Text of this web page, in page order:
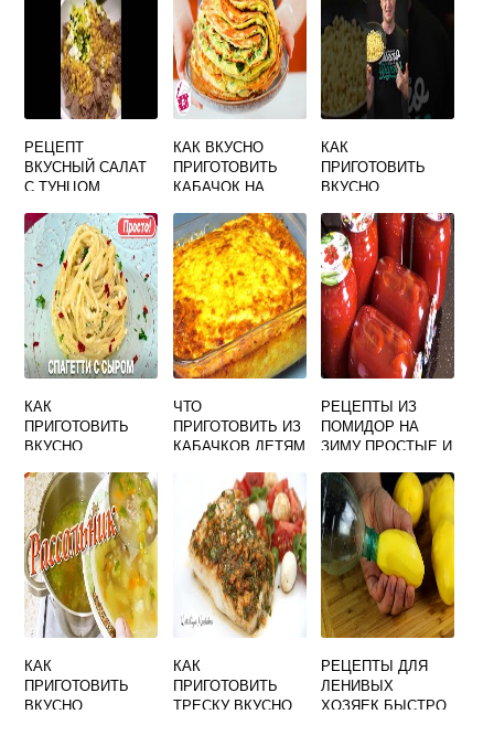
РЕЦЕПТ
ВКУСНЫЙ САЛАТ
С ТУНЦОМ
КАК ВКУСНО
ПРИГОТОВИТЬ
КАБАЧОК НА
СМЕТАНЕ
КАК
ПРИГОТОВИТЬ
ВКУСНО
СЫРОМ
КАК
ПРИГОТОВИТЬ
ВКУСНО
СЫРОМ
ЧТО
ПРИГОТОВИТЬ ИЗ
КАБАЧКОВ ДЕТЯМ
БЫСТРО
РЕЦЕПТЫ ИЗ
ПОМИДОР НА
ЗИМУ ПРОСТЫЕ И
СТЕРИЛИЗАЦИИ
САЛАТЫ
КАК
ПРИГОТОВИТЬ
ВКУСНО
КАК
ПРИГОТОВИТЬ
ТРЕСКУ ВКУСНО
РЕЦЕПТЫ ДЛЯ
ЛЕНИВЫХ
ХОЗЯЕК БЫСТРО